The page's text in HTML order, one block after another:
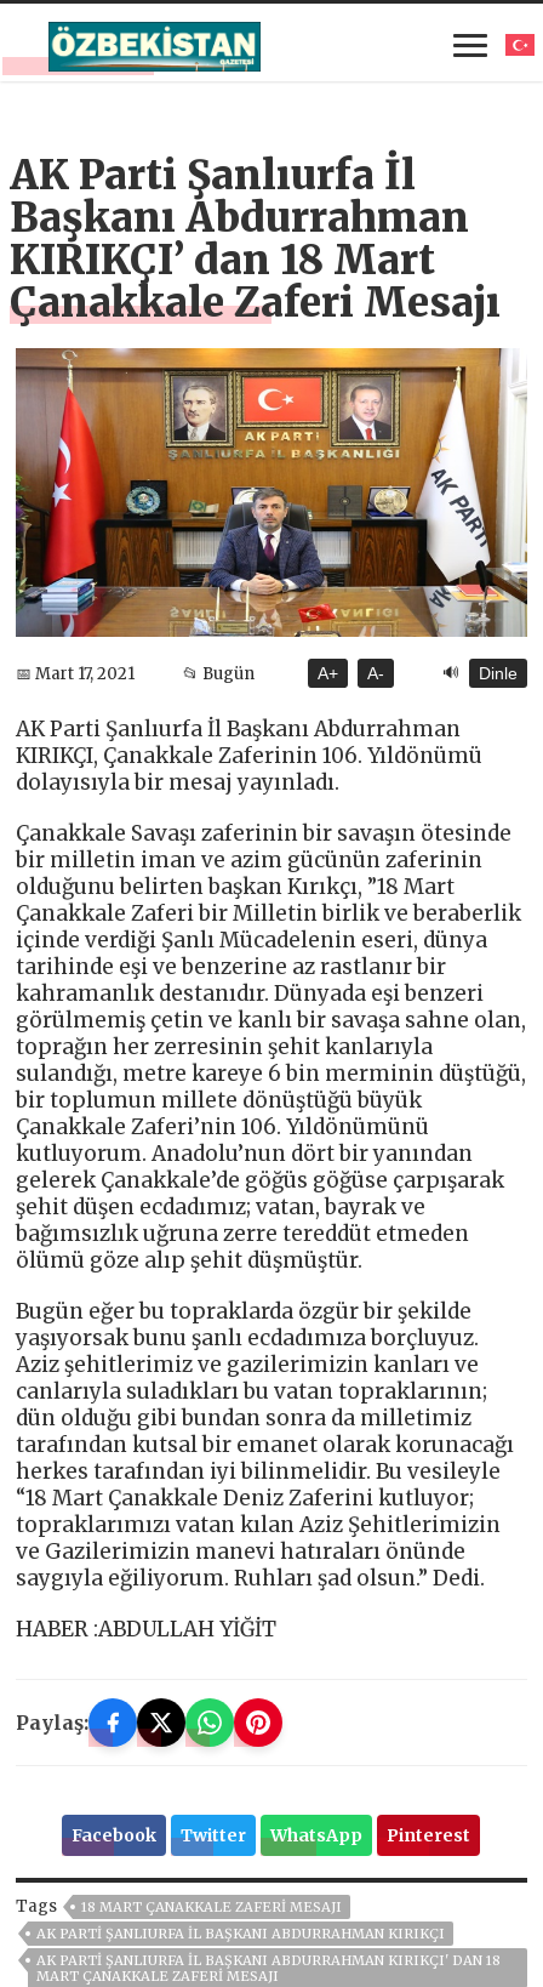
AK Parti Şanlıurfa İl
Başkanı Abdurrahman
KIRIKÇI’ dan 18 Mart
Çanakkale Zaferi Mesajı
📅 Mart 17, 2021 📂 Bugün A+ A- 🔊 Dinle
AK Parti Şanlıurfa İl Başkanı Abdurrahman
KIRIKÇI, Çanakkale Zaferinin 106. Yıldönümü
dolayısıyla bir mesaj yayınladı.
Çanakkale Savaşı zaferinin bir savaşın ötesinde
bir milletin iman ve azim gücünün zaferinin
olduğunu belirten başkan Kırıkçı, ”18 Mart
Çanakkale Zaferi bir Milletin birlik ve beraberlik
içinde verdiği Şanlı Mücadelenin eseri, dünya
tarihinde eşi ve benzerine az rastlanır bir
kahramanlık destanıdır. Dünyada eşi benzeri
görülmemiş çetin ve kanlı bir savaşa sahne olan,
toprağın her zerresinin şehit kanlarıyla
sulandığı, metre kareye 6 bin merminin düştüğü,
bir toplumun millete dönüştüğü büyük
Çanakkale Zaferi’nin 106. Yıldönümünü
kutluyorum. Anadolu’nun dört bir yanından
gelerek Çanakkale’de göğüs göğüse çarpışarak
şehit düşen ecdadımız; vatan, bayrak ve
bağımsızlık uğruna zerre tereddüt etmeden
ölümü göze alıp şehit düşmüştür.
Bugün eğer bu topraklarda özgür bir şekilde
yaşıyorsak bunu şanlı ecdadımıza borçluyuz.
Aziz şehitlerimiz ve gazilerimizin kanları ve
canlarıyla suladıkları bu vatan topraklarının;
dün olduğu gibi bundan sonra da milletimiz
tarafından kutsal bir emanet olarak korunacağı
herkes tarafından iyi bilinmelidir. Bu vesileyle
“18 Mart Çanakkale Deniz Zaferini kutluyor;
topraklarımızı vatan kılan Aziz Şehitlerimizin
ve Gazilerimizin manevi hatıraları önünde
saygıyla eğiliyorum. Ruhları şad olsun.” Dedi.
HABER :ABDULLAH YİĞİT
Paylaş:
Facebook Twitter WhatsApp Pinterest
Tags
18 MART ÇANAKKALE ZAFERI MESAJI
AK PARTI ŞANLIURFA İL BAŞKANI ABDURRAHMAN KIRIKÇI
AK PARTI ŞANLIURFA İL BAŞKANI ABDURRAHMAN KIRIKÇI' DAN 18
MART ÇANAKKALE ZAFERI MESAJI